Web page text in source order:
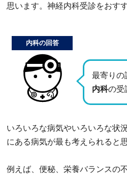
思います。神経内科受診をおす
最寄りの
内科の受
内科の回答
いろいろな病気やいろいろな状
にある病気が最も考えられると
例えば、便秘、栄養バランスの